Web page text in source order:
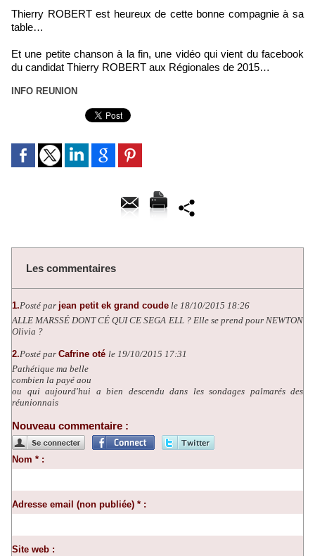
Thierry ROBERT est heureux de cette bonne compagnie à sa
table…
Et une petite chanson à la fin, une vidéo qui vient du facebook
du candidat Thierry ROBERT aux Régionales de 2015…
INFO REUNION
Les commentaires
1.Posté par jean petit ek grand coude le 18/10/2015 18:26
ALLE MARSSÉ DONT CÉ QUI CE SEGA ELL ? Elle se prend pour NEWTON
Olivia ?
2.Posté par Cafrine oté le 19/10/2015 17:31
Pathétique ma belle
combien la payé aou
ou qui aujourd'hui a bien descendu dans les sondages palmarés des
réunionnais
Nouveau commentaire :
Nom * :
Adresse email (non publiée) * :
Site web :